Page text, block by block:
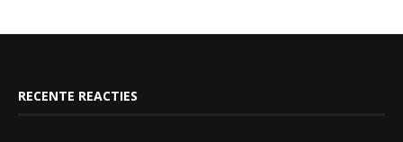
RECENTE REACTIES